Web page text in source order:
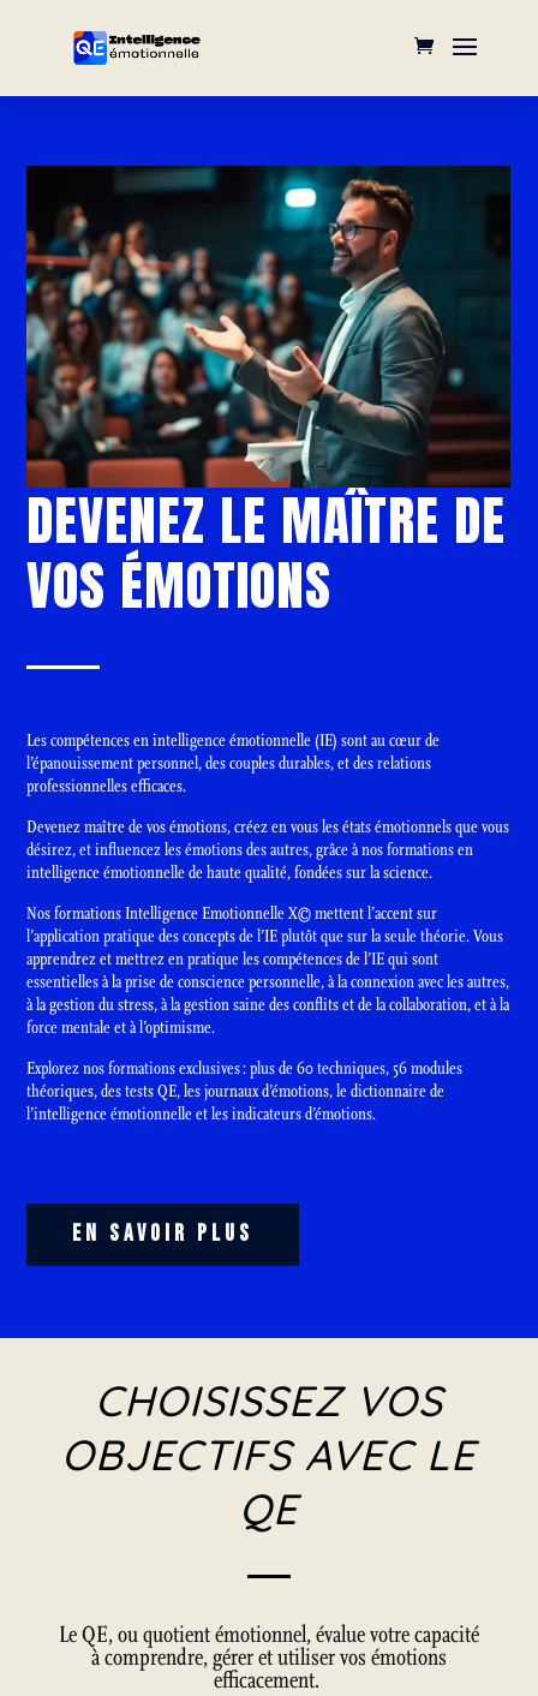
DEVENEZ LE MAÎTRE DE
VOS ÉMOTIONS
Les compétences en intelligence émotionnelle (IE) sont au cœur de
l’épanouissement personnel, des couples durables, et des relations
professionnelles efficaces.
Devenez maître de vos émotions, créez en vous les états émotionnels que vous
désirez, et influencez les émotions des autres, grâce à nos formations en
intelligence émotionnelle de haute qualité, fondées sur la science.
Nos formations Intelligence Emotionnelle X© mettent l’accent sur
l’application pratique des concepts de l’IE plutôt que sur la seule théorie. Vous
apprendrez et mettrez en pratique les compétences de l’IE qui sont
essentielles à la prise de conscience personnelle, à la connexion avec les autres,
à la gestion du stress, à la gestion saine des conflits et de la collaboration, et à la
force mentale et à l’optimisme.
Explorez nos formations exclusives : plus de 60 techniques, 56 modules
théoriques, des tests QE, les journaux d’émotions, le dictionnaire de
l’intelligence émotionnelle et les indicateurs d’émotions.
EN SAVOIR PLUS
CHOISISSEZ VOS
OBJECTIFS AVEC LE
QE
Le QE, ou quotient émotionnel, évalue votre capacité
à comprendre, gérer et utiliser vos émotions
efficacement.